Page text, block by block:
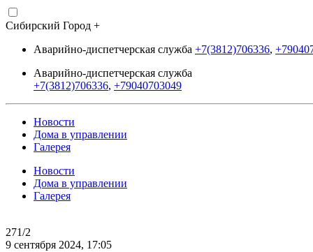
Сибирский Город +
Аварийно-диспетчерская служба +7(3812)706336,
Аварийно-диспетчерская служба
+7(3812)706336, +79040703049
Новости
Дома в управлении
Галерея
Новости
Дома в управлении
Галерея
271/2
9 сентября 2024, 17:05